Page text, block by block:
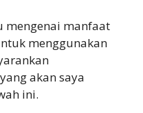
mengenai manfaat
menggunakan
akan saya
ini.